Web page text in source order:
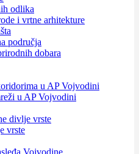
odlika
i vrtne arhitekture
područja
dobara
u AP Vojvodini
u AP Vojvodini
divlje vrste
vrste